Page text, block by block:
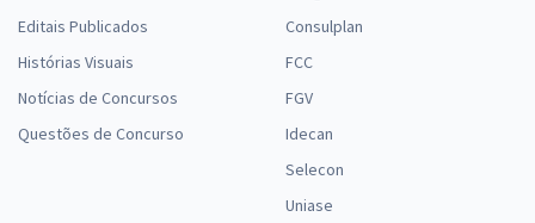
Editais Publicados
Histórias Visuais
Notícias de Concursos
Questões de Concurso
Consulplan
FCC
FGV
Idecan
Selecon
Uniase